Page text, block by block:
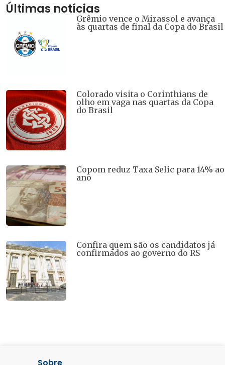
Últimas notícias
Grêmio vence o Mirassol e avança
às quartas de final da Copa do Brasil
Colorado visita o Corinthians de
olho em vaga nas quartas da Copa
do Brasil
Copom reduz Taxa Selic para 14% ao
ano
Confira quem são os candidatos já
confirmados ao governo do RS
Sobre